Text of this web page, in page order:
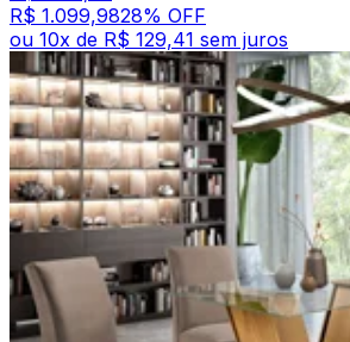
R$ 1.099,9828% OFF
ou 10x de R$ 129,41 sem juros